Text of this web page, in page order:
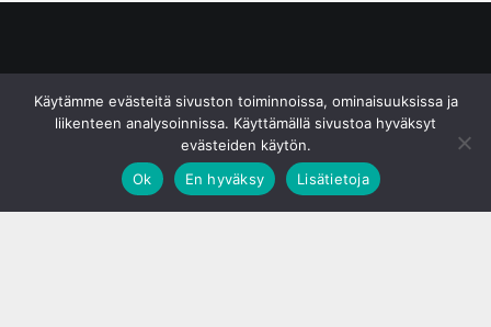
Käytämme evästeitä sivuston toiminnoissa, ominaisuuksissa ja
liikenteen analysoinnissa. Käyttämällä sivustoa hyväksyt
evästeiden käytön.
Ok
En hyväksy Lisätietoja